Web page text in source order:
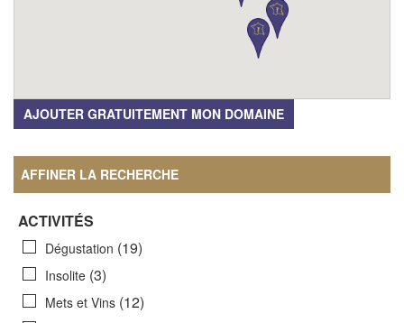
AJOUTER GRATUITEMENT MON DOMAINE
AFFINER LA RECHERCHE
ACTIVITÉS
Dégustation (19)
Insolite (3)
Mets et Vins (12)